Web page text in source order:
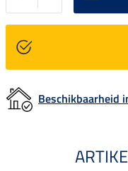
Beschikbaarheid